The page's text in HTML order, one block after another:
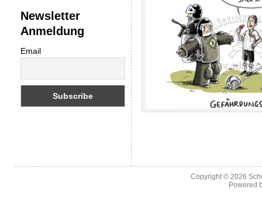
Newsletter
Anmeldung
Email
Copyright © 2026
Powered